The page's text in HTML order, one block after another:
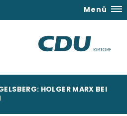
Menü
HOLGER MARX BEI